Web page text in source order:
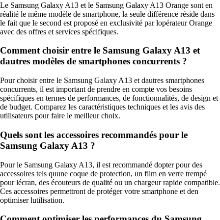
Le Samsung Galaxy A13 et le Samsung Galaxy A13 Orange sont en
réalité le même modèle de smartphone, la seule différence réside dans
le fait que le second est proposé en exclusivité par lopérateur Orange
avec des offres et services spécifiques.
Comment choisir entre le Samsung Galaxy A13 et
dautres modèles de smartphones concurrents ?
Pour choisir entre le Samsung Galaxy A13 et dautres smartphones
concurrents, il est important de prendre en compte vos besoins
spécifiques en termes de performances, de fonctionnalités, de design et
de budget. Comparez les caractéristiques techniques et les avis des
utilisateurs pour faire le meilleur choix.
Quels sont les accessoires recommandés pour le
Samsung Galaxy A13 ?
Pour le Samsung Galaxy A13, il est recommandé dopter pour des
accessoires tels quune coque de protection, un film en verre trempé
pour lécran, des écouteurs de qualité ou un chargeur rapide compatible.
Ces accessoires permettront de protéger votre smartphone et den
optimiser lutilisation.